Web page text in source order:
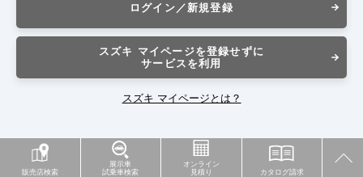
ログイン／新規登録
スズキ マイページを登録せずに
サービスを利用
スズキ マイページとは？
販売店検索
展示車
試乗車検索
オンライン
見積り
カタログ請求